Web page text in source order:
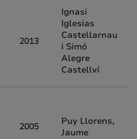
2013
Ignasi
Iglesias
Castellarnau
i Simó
Alegre
Castellví
2005
Puy Llorens,
Jaume